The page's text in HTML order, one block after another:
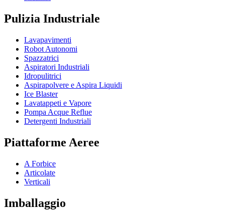
Pulizia Industriale
Lavapavimenti
Robot Autonomi
Spazzatrici
Aspiratori Industriali
Idropulitrici
Aspirapolvere e Aspira Liquidi
Ice Blaster
Lavatappeti e Vapore
Pompa Acque Reflue
Detergenti Industriali
Piattaforme Aeree
A Forbice
Articolate
Verticali
Imballaggio